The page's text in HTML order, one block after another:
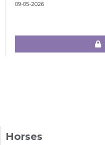
09-05-2026
Horses